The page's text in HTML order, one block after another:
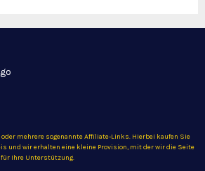
mehrere sogenannte Affiliate-Links. Hierbei kaufen Sie
und wir erhalten eine kleine Provision, mit der wir die Seite
für Ihre Unterstützung.